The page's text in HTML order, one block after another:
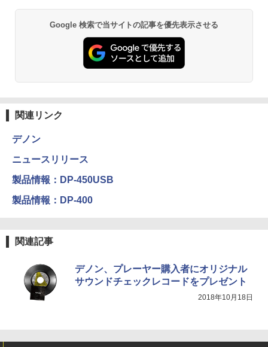
Google 検索で当サイトの記事を優先表示させる
関連リンク
デノン
ニュースリリース
製品情報：DP-450USB
製品情報：DP-400
関連記事
デノン、プレーヤー購入者にオリジナル
サウンドチェックレコードをプレゼント
2018年10月18日